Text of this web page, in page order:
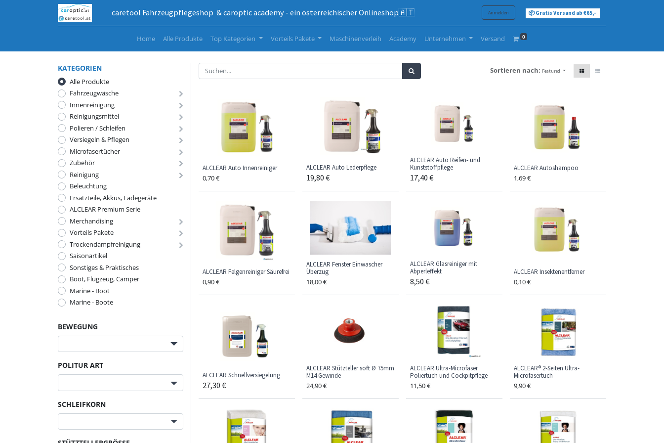
caretool Fahrzeugpflegeshop & caroptic academy - ein österreichischer Onlineshop🇦🇹 Anmelden 📦 Gratis Versand ab €65,-
Home Alle Produkte Top Kategorien Vorteils Pakete Maschinenverleih Academy Unternehmen Versand 0
KATEGORIEN
Alle Produkte
Fahrzeugwäsche
Innenreinigung
Reinigungsmittel
Polieren / Schleifen
Versiegeln & Pflegen
Microfasertücher
Zubehör
Reinigung
Beleuchtung
Ersatzteile, Akkus, Ladegeräte
ALCLEAR Premium Serie
Merchandising
Vorteils Pakete
Trockendampfreinigung
Saisonartikel
Sonstiges & Praktisches
Boot, Flugzeug, Camper
Marine - Boot
Marine - Boote
BEWEGUNG
POLITUR ART
SCHLEIFKORN
Sortieren nach: Featured
ALCLEAR Auto Innenreiniger
0,70€
ALCLEAR Auto Lederpflege
19,80 €
ALCLEAR Auto Reifen- und
Kunststoffpflege
17,40 €
ALCLEAR Autoshampoo
1,69€
ALCLEAR Felgenreiniger Säurefrei
0,90€
ALCLEAR Fenster Einwascher
Überzug
18,00€
ALCLEAR Glasreiniger mit
Abperleffekt
8,50 €
ALCLEAR Insektenentferner
0,10€
ALCLEAR Schnellversiegelung
27,30 €
ALCLEAR Stützteller soft Ø 75mm
M14 Gewinde
24,90€
ALCLEAR Ultra-Microfaser
Poliertuch und Cockpitpflege
11,50€
ALCLEAR® 2-Seiten Ultra-
Microfasertuch
9,90€